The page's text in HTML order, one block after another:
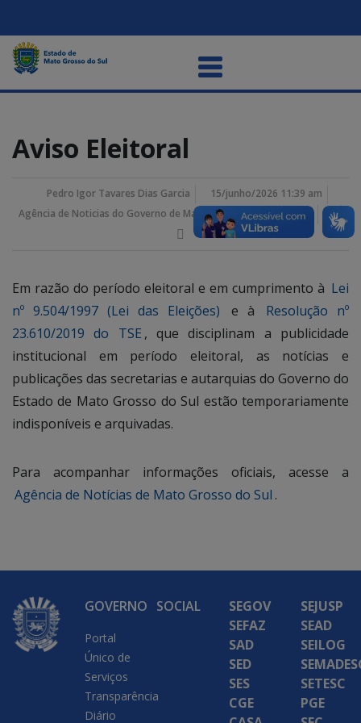
Aviso Eleitoral
Pedro Igor Tavares Dias Garcia
15/junho/2026 11:39 am
Agência de Noticias do Governo de Mato Grosso do Sul
Em razão do período eleitoral e em cumprimento à Lei
nº 9.504/1997 (Lei das Eleições)
e à
Resolução nº
23.610/2019 do TSE , que disciplinam a publicidade
institucional em período eleitoral, as notícias e
publicações das secretarias e autarquias do Governo do
Estado de Mato Grosso do Sul estão temporariamente
indisponíveis e arquivadas.
Para acompanhar informações oficiais, acesse a
Agência de Notícias de Mato Grosso do Sul .
GOVERNO
Portal
Único de
Serviços
Transparência
Diário
SOCIAL
SEGOV
SEFAZ
SAD
SED
SES
CGE
SEJUSP
SEAD
SEILOG
SETESC
PGE